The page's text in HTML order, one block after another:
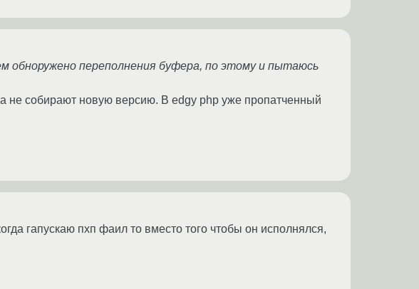
обноружено переполнения буфера, по этому и пытаюсь
не собирают новую версию. В edgy php уже пропатченный
гапускаю пхп фаил то вместо того чтобы он исполнялся,